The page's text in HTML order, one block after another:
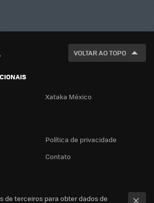
VOLTAR AO TOPO
Xataka México
Política de privacidade
Contato
de terceiros para obter dados de